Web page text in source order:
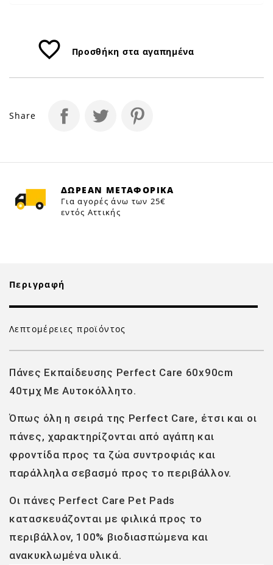
favorite_border Προσθήκη στα αγαπημένα
Share
ΔΩΡΕΑΝ ΜΕΤΑΦΟΡΙΚΑ
Για αγορές άνω των 25€
εντός Αττικής
Περιγραφή
Λεπτομέρειες προϊόντος
Πάνες Εκπαίδευσης Perfect Care 60x90cm
40τμχ Με Αυτοκόλλητο.
Όπως όλη η σειρά της Perfect Care, έτσι και οι
πάνες, χαρακτηρίζονται από αγάπη και
φροντίδα προς τα ζώα συντροφιάς και
παράλληλα σεβασμό προς το περιβάλλον.
Οι πάνες Perfect Care Pet Pads
κατασκευάζονται με φιλικά προς το
περιβάλλον, 100% βιοδιασπώμενα και
ανακυκλωμένα υλικά.